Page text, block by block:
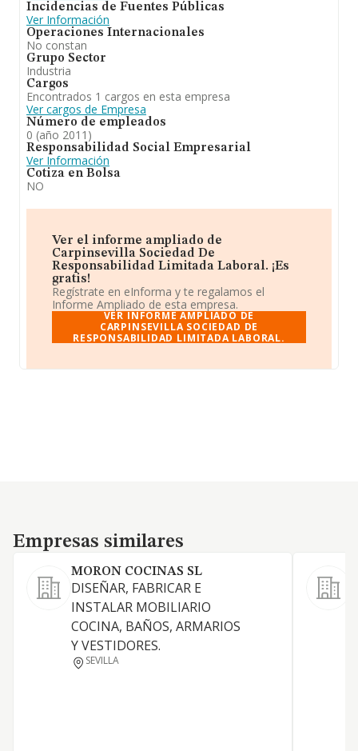
Incidencias de Fuentes Públicas
Ver Información
Operaciones Internacionales
No constan
Grupo Sector
Industria
Cargos
Encontrados 1 cargos en esta empresa
Ver cargos de Empresa
Número de empleados
0 (año 2011)
Responsabilidad Social Empresarial
Ver Información
Cotiza en Bolsa
NO
Ver el informe ampliado de
Carpinsevilla Sociedad De
Responsabilidad Limitada Laboral. ¡Es
gratis!
Regístrate en eInforma y te regalamos el
Informe Ampliado de esta empresa.
VER INFORME AMPLIADO DE
CARPINSEVILLA SOCIEDAD DE
RESPONSABILIDAD LIMITADA LABORAL.
Empresas similares
Empresas similares
MORON COCINAS SL
DISEÑAR, FABRICAR E
INSTALAR MOBILIARIO
COCINA, BAÑOS, ARMARIOS
Y VESTIDORES.
SEVILLA